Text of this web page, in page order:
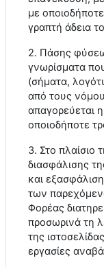
με
γραπτή άδεια
2. Πάσης
γνωρίσματα
(σήματα,
από τους
απαγορεύεται
οποιοδήποτε
3. Στο πλαίσιο
διασφάλισης
και
των
Φορέας
προσωρινά τη
της
εργασίες